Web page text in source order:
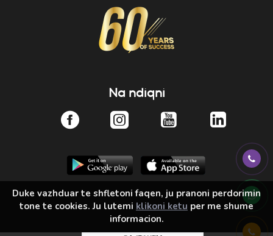
Na ndiqni
Duke vazhduar te shfletoni faqen, ju pranoni perdorimin
tone te cookies. Ju lutemi klikoni ketu per me shume
informacion.